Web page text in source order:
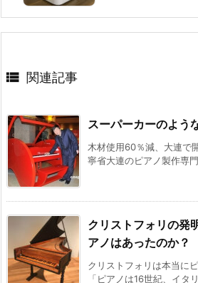
 関連記事
スーパーカーのよう
木材使用60％減、大連で
寧省大連のピアノ製作専
クリストフォリの発
アノはあったのか？
クリストフォリは本当に
「ピアノは16世紀、イタ